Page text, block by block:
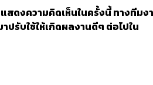
ดงความคิดเห็นในครั้งนี้ ทางทีมง
ปรับใช้ให้เกิดผลงานดีๆ ต่อไปใน